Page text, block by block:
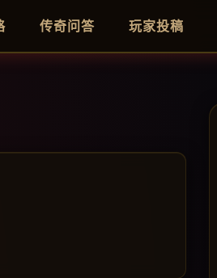
传奇问答 玩家投稿